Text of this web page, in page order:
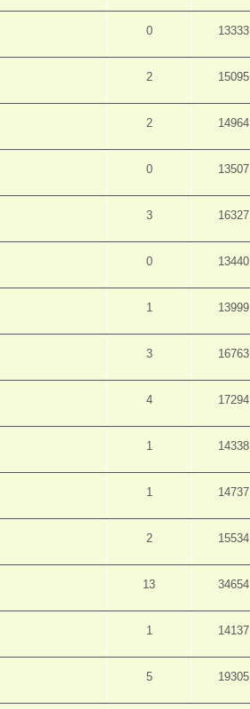
0 13333
2 15095
2 14964
0 13507
3 16327
0 13440
1 13999
3 16763
4 17294
1 14338
1 14737
2 15534
13 34654
1 14137
5 19305